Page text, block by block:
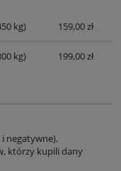
kg) 159,00 zł
kg) 199,00 zł
negatywne).
którzy kupili dany